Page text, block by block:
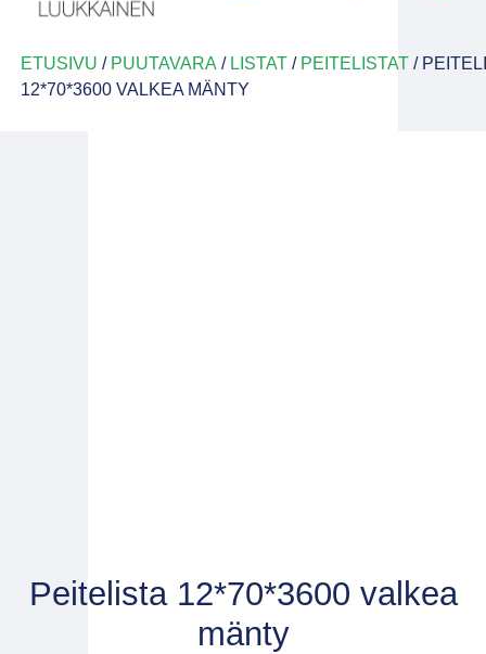
ETUSIVU / PUUTAVARA / LISTAT/ PEITELISTAT/
12*70*3600 VALKEA MÄNTY
Peitelista 12*70*3600 valkea
mänty